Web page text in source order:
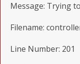
Message: Trying
Filename:
Line Number: 201